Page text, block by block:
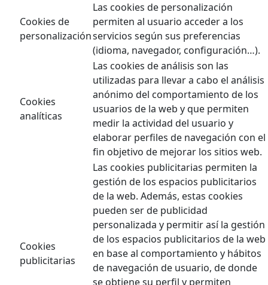
Cookies de
personalización
Las cookies de personalización
permiten al usuario acceder a los
servicios según sus preferencias
(idioma, navegador, configuración…).
Cookies
analíticas
Las cookies de análisis son las
utilizadas para llevar a cabo el análisis
anónimo del comportamiento de los
usuarios de la web y que permiten
medir la actividad del usuario y
elaborar perfiles de navegación con el
fin objetivo de mejorar los sitios web.
Cookies
publicitarias
Las cookies publicitarias permiten la
gestión de los espacios publicitarios
de la web. Además, estas cookies
pueden ser de publicidad
personalizada y permitir así la gestión
de los espacios publicitarios de la web
en base al comportamiento y hábitos
de navegación de usuario, de donde
se obtiene su perfil y permiten